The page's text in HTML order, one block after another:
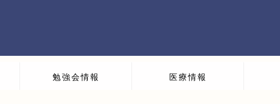
勉強会情報 医療情報